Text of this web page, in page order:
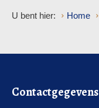
U bent hier: Home
Contactgegevens